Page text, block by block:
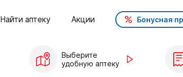
Найти аптеку Акции Бонусная
Выберите
удобную аптеку